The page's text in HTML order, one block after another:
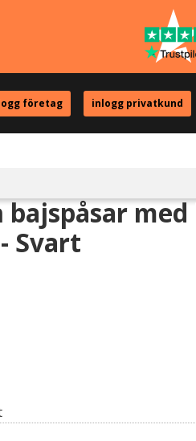
företag inlogg privatkund
bajspåsar
Svart